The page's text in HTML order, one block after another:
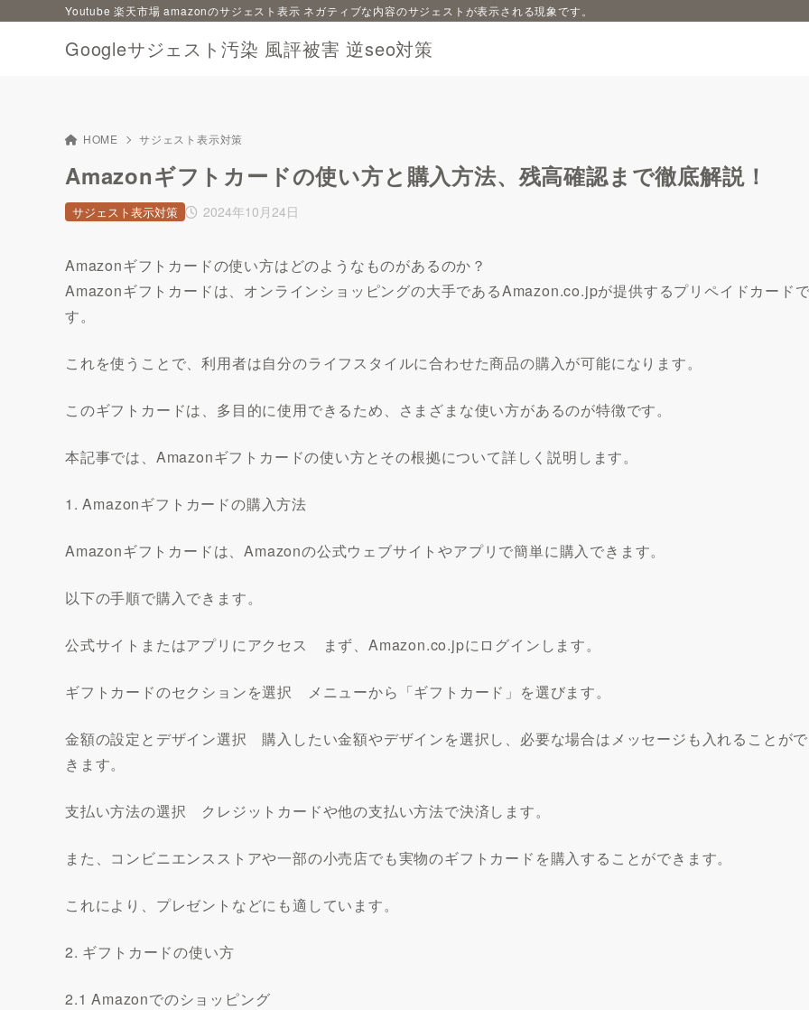
Googleサジェスト汚染 風評被害 逆seo対策
Youtube 楽天市場 amazonのサジェスト表示 ネガティブな内容のサジェストが表示される現象です。
HOME サジェスト表示対策
Amazonギフトカードの使い方と購入方法、残高確認まで徹底解説！
2024年10月24日
サジェスト表示対策
Amazonギフトカードの使い方はどのようなものがあるのか？
Amazonギフトカードは、オンラインショッピングの大手であるAmazon.co.jpが提供するプリペイドカード
す。
これを使うことで、利用者は自分のライフスタイルに合わせた商品の購入が可能になります。
このギフトカードは、多目的に使用できるため、さまざまな使い方があるのが特徴です。
本記事では、Amazonギフトカードの使い方とその根拠について詳しく説明します。
1. Amazonギフトカードの購入方法
Amazonギフトカードは、Amazonの公式ウェブサイトやアプリで簡単に購入できます。
以下の手順で購入できます。
公式サイトまたはアプリにアクセス まず、Amazon.co.jpにログインします。
ギフトカードのセクションを選択 メニューから「ギフトカード」を選びます。
金額の設定とデザイン選択 購入したい金額やデザインを選択し、必要な場合はメッセージも入れることがで
きます。
支払い方法の選択 クレジットカードや他の支払い方法で決済します。
また、コンビニエンスストアや一部の小売店でも実物のギフトカードを購入することができます。
これにより、プレゼントなどにも適しています。
2. ギフトカードの使い方
2.1 Amazonでのショッピング